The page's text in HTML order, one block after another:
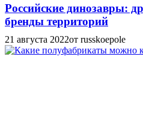
Российские динозавры:
бренды территорий
21 августа 2022от russkoepole